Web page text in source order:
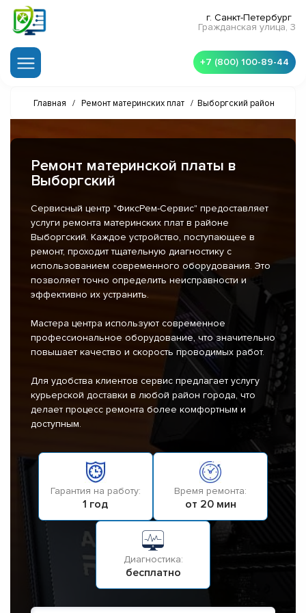
г. Санкт-Петербург
Гражданская улица, 3
+7 (800) 100-89-44
Главная / Ремонт материнских плат / Выборгский район
Ремонт материнской платы в
Выборгский
Сервисный центр "ФиксРем-Сервис" предоставляет
услуги ремонта материнских плат в районе
Выборгский. Каждое устройство, поступающее в
ремонт, проходит тщательную диагностику с
использованием современного оборудования. Это
позволяет точно определить неисправности и
эффективно их устранить.
Мастера центра используют современное
профессиональное оборудование, что значительно
повышает качество и скорость проводимых работ.
Для удобства клиентов сервис предлагает услугу
курьерской доставки в любой район города, что
делает процесс ремонта более комфортным и
доступным.
Гарантия на работу:
1 год
Время ремонта:
от 20 мин
Диагностика:
бесплатно